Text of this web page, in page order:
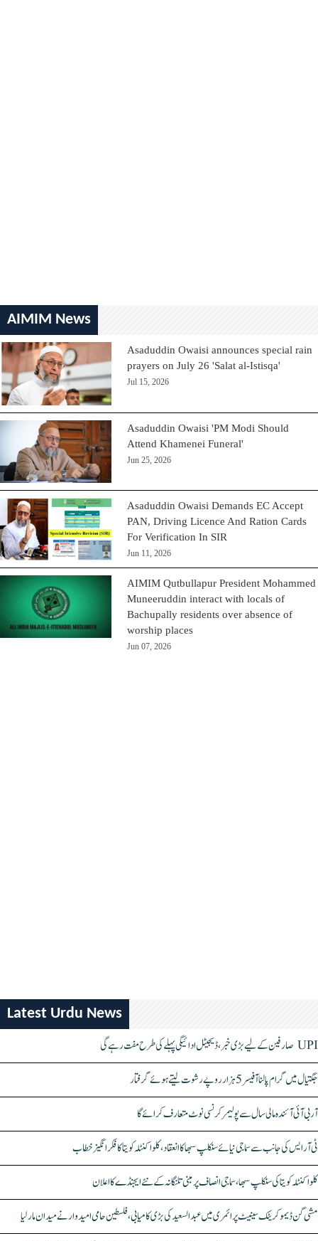
AIMIM News
Asaduddin Owaisi announces special rain
prayers on July 26 'Salat al-Istisqa'
Jul 15, 2026
Asaduddin Owaisi 'PM Modi Should
Attend Khamenei Funeral'
Jun 25, 2026
Asaduddin Owaisi Demands EC Accept
PAN, Driving Licence And Ration Cards
For Verification In SIR
Jun 11, 2026
AIMIM Qutbullapur President Mohammed
Muneeruddin interact with locals of
Bachupally residents over absence of
worship places
Jun 07, 2026
Latest Urdu News
UPI صارفین کے لیے بڑی خبر، ڈیجیٹل ادائیگی پہلے کی طرح مفت رہے گی
جگتیال میں گرام پالنا آفیسر 5 ہزار روپے رشوت لیتے ہوئے گرفتار
آر بی آئی آئندہ مالی سال سے پولیمر کرنسی نوٹ متعارف کرائے گا
ٹی آر ایس کی جانب سے سماجی نیائے سنکلپ سبھا کا انعقاد، کلواکنٹلہ کویتا کا فکر انگیز خطاب
کلواکنٹلہ کویتا کی سنکلپ سبھا، سماجی انصاف پر مبنی تلنگانہ کے نئے ایجنڈے کا اعلان
مشی گن ڈیموکریٹک سینیٹ پرائمری میں عبدالسعید کی بڑی کامیابی، فلسطین حامی امیدوار نے میدان مار لیا